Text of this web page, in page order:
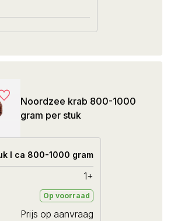
Noordzee krab 800-1000
gram per stuk
I ca 800-1000 gram
1+
Op voorraad
Prijs op aanvraag